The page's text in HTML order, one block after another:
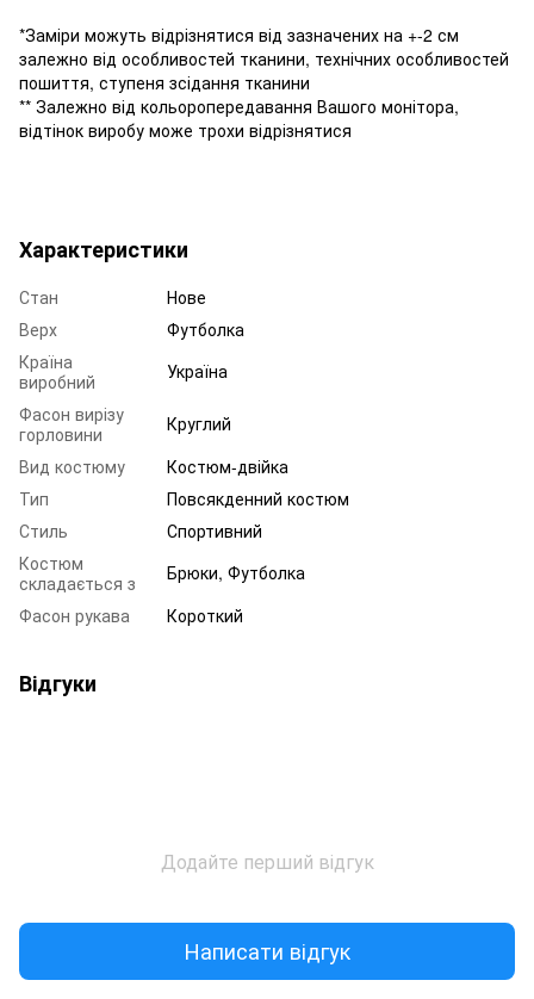
*Заміри можуть відрізнятися від зазначених на +-2 см
залежно від особливостей тканини, технічних особливостей
пошиття, ступеня зсідання тканини
** Залежно від кольоропередавання Вашого монітора,
відтінок виробу може трохи відрізнятися
Характеристики
Стан
Нове
Верх
Футболка
Країна
виробний
Україна
Фасон вирізу
горловини
Круглий
Вид костюму
Костюм-двійка
Тип
Повсякденний костюм
Стиль
Спортивний
Костюм
складається з
Брюки, Футболка
Фасон рукава
Короткий
Відгуки
Додайте перший відгук
Написати відгук